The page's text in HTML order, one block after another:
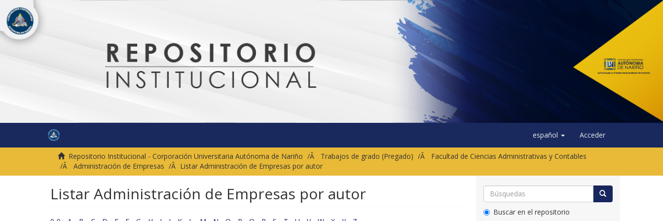
español Acceder
Repositorio Institucional - Corporación Universitaria Autónoma de Nariño Trabajos de grado (Pregado)
Facultad de Ciencias Administrativas y Contables
Administración de Empresas
Listar Administración de Empresas por autor
Listar Administración de Empresas por autor
Buscar en el repositorio